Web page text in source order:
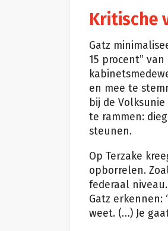
Kritische
Gatz
15 procent”
en mee te
bij de
te rammen:
steunen.
Op Terzake
opborrelen.
federaal
Gatz erkennen:
weet. (…) Je